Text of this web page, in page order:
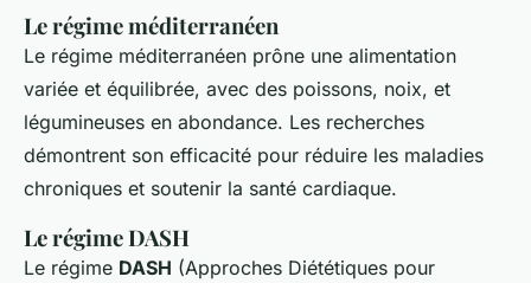
Le régime méditerranéen
Le régime méditerranéen prône une alimentation
variée et équilibrée, avec des poissons, noix, et
légumineuses en abondance. Les recherches
démontrent son efficacité pour réduire les maladies
chroniques et soutenir la santé cardiaque.
Le régime DASH
Le régime DASH (Approches Diététiques pour